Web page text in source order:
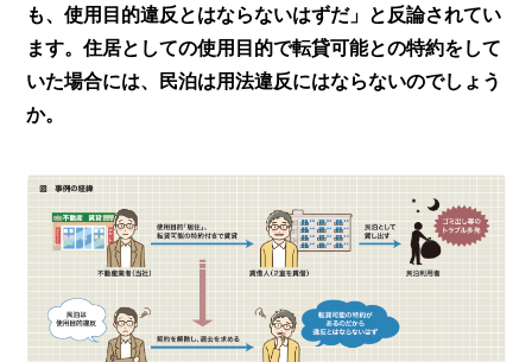
も、使用目的違反とはならないはずだ」と反論されてい
ます。住居としての使用目的で転貸可能との特約をして
いた場合には、民泊は用法違反にはならないのでしょう
か。